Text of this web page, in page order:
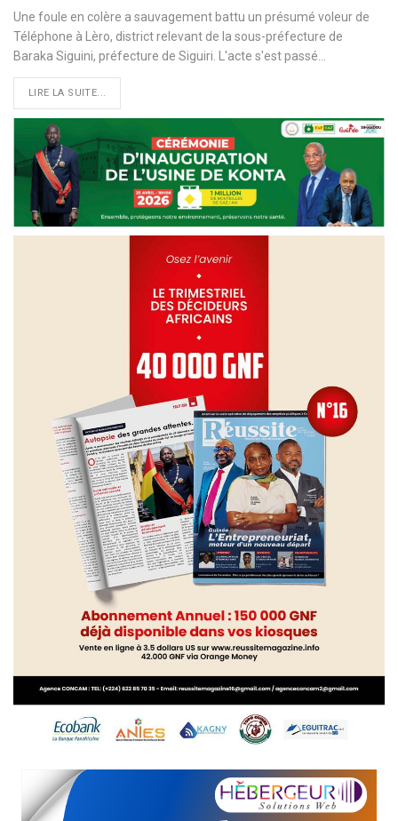
Une foule en colère a sauvagement battu un présumé voleur de
Téléphone à Lèro, district relevant de la sous-préfecture de
Baraka Siguini, préfecture de Siguiri. L'acte s'est passé…
LIRE LA SUITE...